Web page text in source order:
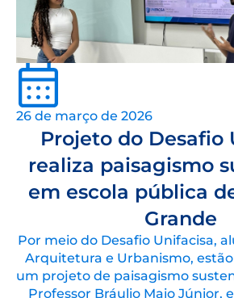
26 de março de 2026
Projeto do Desafio
realiza paisagismo
em escola pública
Grande
Por meio do Desafio Unifacisa,
Arquitetura e Urbanismo,
um projeto de paisagismo
Professor Bráulio Maio Júnior,